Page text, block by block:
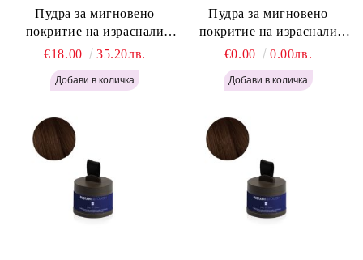
Пудра за мигновено
покритие на израснали
корени Русо - Labor Pro
Instant Retouch Powder -
Blonde H645
€18.00 35.20лв.
Пудра за мигновено
покритие на израснали
корени Светло Кафяво -
Labor Pro Instant Retouch
Powder - Light Brown H644
€0.00 0.00лв.